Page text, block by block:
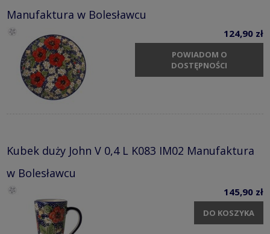
Manufaktura w Bolesławcu
124,90 zł
POWIADOM O
DOSTĘPNOŚCI
Kubek duży John V 0,4 L K083 IM02 Manufaktura
w Bolesławcu
145,90 zł
DO KOSZYKA